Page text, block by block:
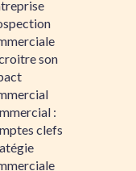
son
:
clefs